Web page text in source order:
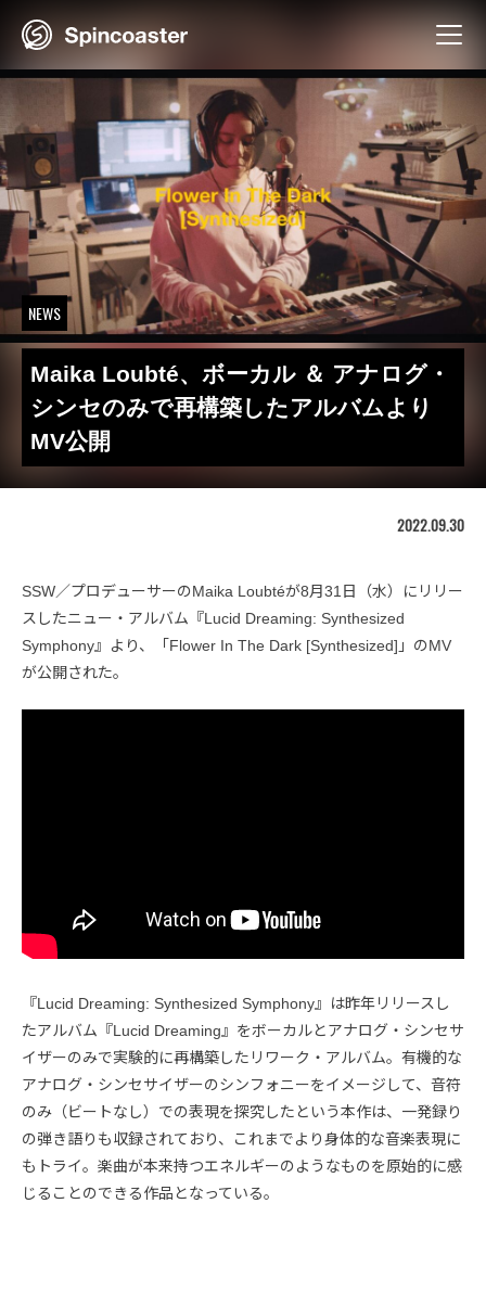
NEWS
Maika Loubté、ボーカル ＆ アナログ・
シンセのみで再構築したアルバムより
MV公開
2022.09.30
SSW／プロデューサーのMaika Loubtéが8月31日（水）にリリー
スしたニュー・アルバム『Lucid Dreaming: Synthesized
Symphony』より、「Flower In The Dark [Synthesized]」のMV
が公開された。
『Lucid Dreaming: Synthesized Symphony』は昨年リリースし
たアルバム『Lucid Dreaming』をボーカルとアナログ・シンセサ
イザーのみで実験的に再構築したリワーク・アルバム。有機的な
アナログ・シンセサイザーのシンフォニーをイメージして、音符
のみ（ビートなし）での表現を探究したという本作は、一発録り
の弾き語りも収録されており、これまでより身体的な音楽表現に
もトライ。楽曲が本来持つエネルギーのようなものを原始的に感
じることのできる作品となっている。